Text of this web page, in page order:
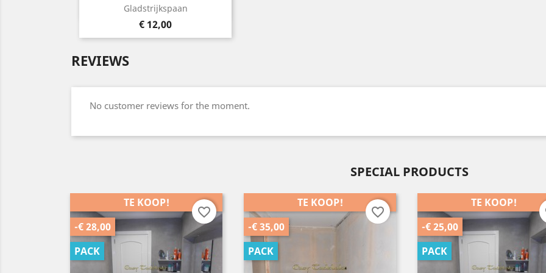
Gladstrijkspaan
Prijs
€ 12,00
Snelle weergave
REVIEWS
No customer reviews for the moment.
SPECIAL PRODUCTS
TE KOOP!
-€ 35,00
PACK
favorite_border
TE KOOP!
-€ 25,00
PACK
favorite_border
TE KOOP!
-€ 39,93
PACK